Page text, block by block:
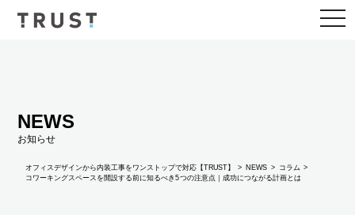
NEWS
お知らせ
オフィスデザインから内装工事をワンストップで対応【TRUST】 NEWS コラム
コワーキングスペースを開設する前に知るべき5つの注意点｜成功につながる計画とは